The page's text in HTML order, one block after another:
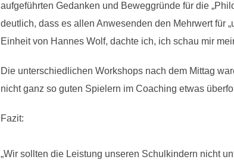
aufgeführten Gedanken und Beweggründe für die
deutlich, dass es allen Anwesenden den Mehrwert für
Einheit von Hannes Wolf, dachte ich, ich schau mir
Die unterschiedlichen Workshops nach dem Mittag
nicht ganz so guten Spielern im Coaching etwas
Fazit:
„Wir sollten die Leistung unseren Schulkindern nicht